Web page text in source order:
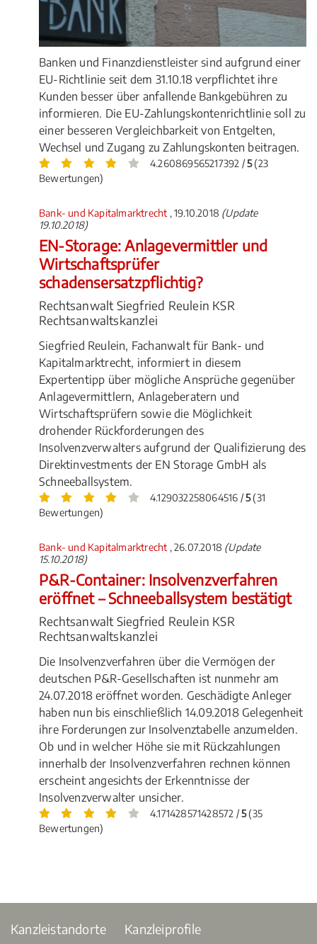
Banken und Finanzdienstleister sind aufgrund einer
EU-Richtlinie seit dem 31.10.18 verpflichtet ihre
Kunden besser über anfallende Bankgebühren zu
informieren. Die EU-Zahlungskontenrichtlinie soll zu
einer besseren Vergleichbarkeit von Entgelten,
Wechsel und Zugang zu Zahlungskonten beitragen.
4.260869565217392 /5(23
Bewertungen)
Bank- und Kapitalmarktrecht , 19.10.2018 (Update
19.10.2018)
EN-Storage: Anlagevermittler und
Wirtschaftsprüfer
schadensersatzpflichtig?
Rechtsanwalt Siegfried Reulein KSR
Rechtsanwaltskanzlei
Siegfried Reulein, Fachanwalt für Bank- und
Kapitalmarktrecht, informiert in diesem
Expertentipp über mögliche Ansprüche gegenüber
Anlagevermittlern, Anlageberatern und
Wirtschaftsprüfern sowie die Möglichkeit
drohender Rückforderungen des
Insolvenzverwalters aufgrund der Qualifizierung des
Direktinvestments der EN Storage GmbH als
Schneeballsystem.
4.129032258064516 /5(31
Bewertungen)
Bank- und Kapitalmarktrecht , 26.07.2018 (Update
15.10.2018)
P&R-Container: Insolvenzverfahren
eröffnet – Schneeballsystem bestätigt
Rechtsanwalt Siegfried Reulein KSR
Rechtsanwaltskanzlei
Die Insolvenzverfahren über die Vermögen der
deutschen P&R-Gesellschaften ist nunmehr am
24.07.2018 eröffnet worden. Geschädigte Anleger
haben nun bis einschließlich 14.09.2018 Gelegenheit
ihre Forderungen zur Insolvenztabelle anzumelden.
Ob und in welcher Höhe sie mit Rückzahlungen
innerhalb der Insolvenzverfahren rechnen können
erscheint angesichts der Erkenntnisse der
Insolvenzverwalter unsicher.
4.171428571428572 /5(35
Bewertungen)
Kanzleistandorte Kanzleiprofile